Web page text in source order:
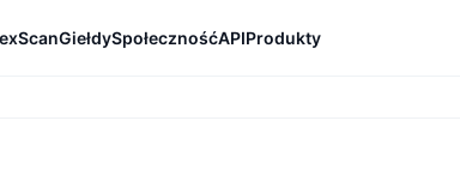
GiełdySpołecznośćAPIProdukty